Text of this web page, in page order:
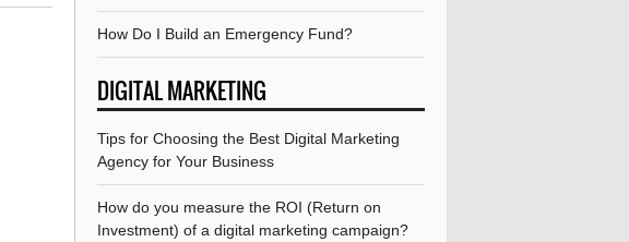
How Do I Build an Emergency Fund?
DIGITAL MARKETING
Tips for Choosing the Best Digital Marketing
Agency for Your Business
How do you measure the ROI (Return on
Investment) of a digital marketing campaign?